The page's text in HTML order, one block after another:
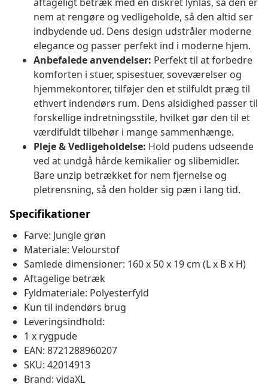
nem at rengøre og vedligeholde, så den altid ser
indbydende ud. Dens design udstråler moderne
elegance og passer perfekt ind i moderne hjem.
Anbefalede anvendelser: Perfekt til at forbedre
komforten i stuer, spisestuer, soveværelser og
hjemmekontorer, tilføjer den et stilfuldt præg til
ethvert indendørs rum. Dens alsidighed passer til
forskellige indretningsstile, hvilket gør den til et
værdifuldt tilbehør i mange sammenhænge.
Pleje & Vedligeholdelse: Hold pudens udseende
ved at undgå hårde kemikalier og slibemidler.
Bare unzip betrækket for nem fjernelse og
pletrensning, så den holder sig pæn i lang tid.
Specifikationer
Farve: Jungle grøn
Materiale: Velourstof
Samlede dimensioner: 160 x 50 x 19 cm (L x B x H)
Aftagelige betræk
Fyldmateriale: Polyesterfyld
Kun til indendørs brug
Leveringsindhold:
1 x rygpude
EAN: 8721288960207
SKU: 42014913
Brand: vidaXL